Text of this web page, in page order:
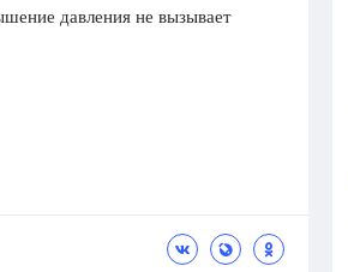
Г.Е.,Цыбулько И.П.,Атанасян Л.С.,
давления не вызывает